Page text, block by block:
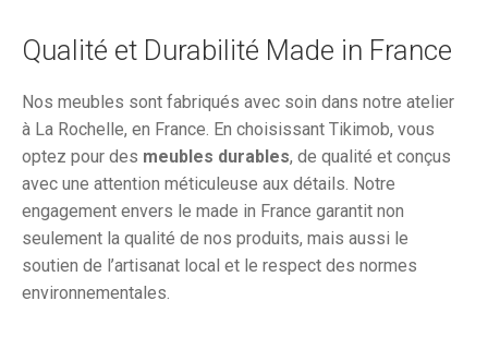
Qualité et Durabilité Made in France
Nos meubles sont fabriqués avec soin dans notre atelier
à La Rochelle, en France. En choisissant Tikimob, vous
optez pour des meubles durables, de qualité et conçus
avec une attention méticuleuse aux détails. Notre
engagement envers le made in France garantit non
seulement la qualité de nos produits, mais aussi le
soutien de l’artisanat local et le respect des normes
environnementales.